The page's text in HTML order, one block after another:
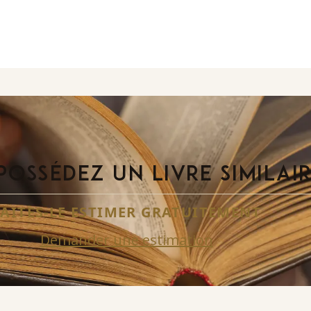
UN LIVRE
LE ESTIMER GRATUITEMENT
Demander une estimation